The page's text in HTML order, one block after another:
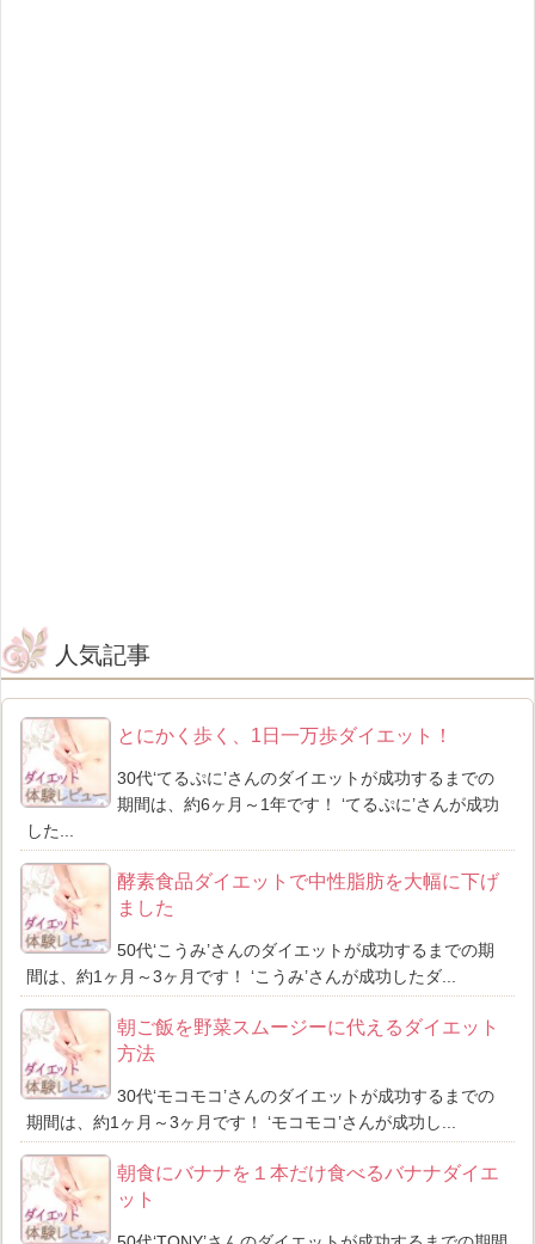
人気記事
とにかく歩く、1日一万歩ダイエット！
30代‘てるぷに’さんのダイエットが成功するまでの
期間は、約6ヶ月～1年です！ ‘てるぷに’さんが成功
した...
酵素食品ダイエットで中性脂肪を大幅に下げ
ました
50代‘こうみ’さんのダイエットが成功するまでの期
間は、約1ヶ月～3ヶ月です！ ‘こうみ’さんが成功したダ...
朝ご飯を野菜スムージーに代えるダイエット
方法
30代‘モコモコ’さんのダイエットが成功するまでの
期間は、約1ヶ月～3ヶ月です！ ‘モコモコ’さんが成功し...
朝食にバナナを１本だけ食べるバナナダイエ
ット